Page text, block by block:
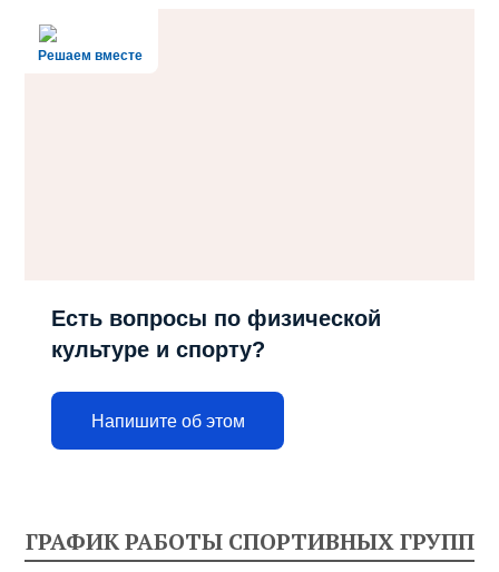
Решаем вместе
Есть вопросы по физической
культуре и спорту?
Напишите об этом
ГРАФИК РАБОТЫ СПОРТИВНЫХ ГРУПП